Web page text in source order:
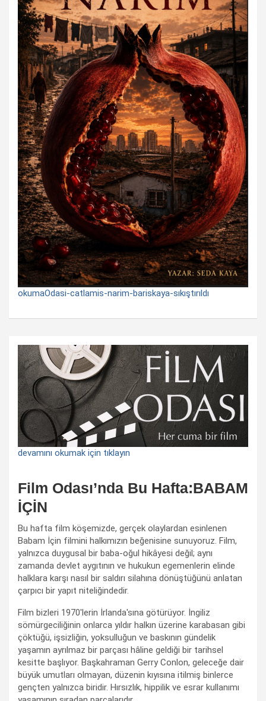
okumaOdasi-catlamis-narim-bariskaya-sıkıştırıldı
devamını okumak için tıklayın
Film Odası’nda Bu Hafta:BABAM
İÇİN
Bu hafta film köşemizde, gerçek olaylardan esinlenen
Babam İçin filmini halkımızın beğenisine sunuyoruz. Film,
yalnızca duygusal bir baba-oğul hikâyesi değil; aynı
zamanda devlet aygıtının ve hukukun egemenlerin elinde
halklara karşı nasıl bir saldırı silahına dönüştüğünü anlatan
çarpıcı bir yapıt niteliğindedir.
Film bizleri 1970'lerin İrlanda'sına götürüyor. İngiliz
sömürgeciliğinin onlarca yıldır halkın üzerine karabasan gibi
çöktüğü, işsizliğin, yoksulluğun ve baskının gündelik
yaşamın ayrılmaz bir parçası hâline geldiği bir tarihsel
kesitte başlıyor. Başkahraman Gerry Conlon, geleceğe dair
büyük umutları olmayan, düzenin kıyısına itilmiş binlerce
gençten yalnızca biridir. Hırsızlık, hippilik ve esrar kullanımı